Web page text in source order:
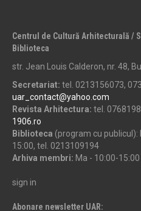
Centrul de Cultură Arhitecturală /
Biblioteca
str. Jean Louis Calderon, nr. 48,
Secretariat: tel. 0213156073,
uar_contact@yahoo.com
Revista Arhitectura: tel.
1906.ro
Biblioteca (program cu publicul):
15:00, tel. 0213109194
Arhiva membri: Ma - 10:00-15:00
sign in
Abonare newsletter UAR: